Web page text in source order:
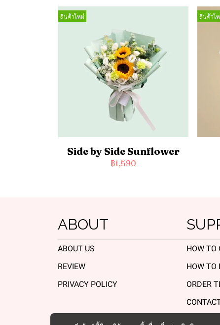
สินค้าใหม่
Side by Side Sunflower
฿1,590
สินค้าใ
ABOUT
ABOUT US
REVIEW
PRIVACY POLICY
HOW TO
HOW TO
ORDER